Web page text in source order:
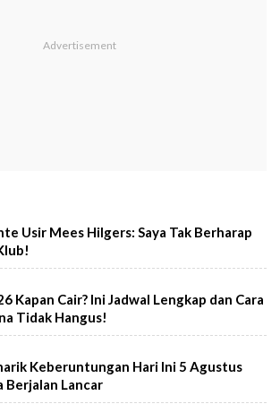
Usir Mees Hilgers: Saya Tak Berharap
Kapan Cair? Ini Jadwal Lengkap dan Cara
Tidak Hangus!
Keberuntungan Hari Ini 5 Agustus
Berjalan Lancar